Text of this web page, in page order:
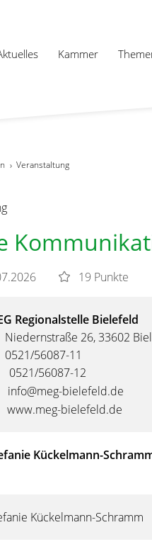
Kammer
Veranstaltung
19 Punkte
Regionalstelle Bielefeld
Niedernstraße 26, 33602
0521/56087-11
0521/56087-12
info@meg-bielefeld.de
www.meg-bielefeld.de
Kückelmann-
Kückelmann-Schramm